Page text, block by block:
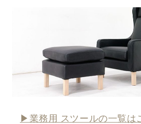
▶︎業務用 スツールの一覧は